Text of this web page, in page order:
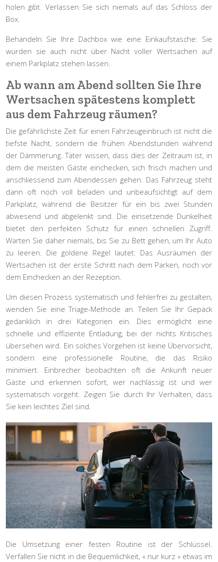
holen gibt. Verlassen Sie sich niemals auf das Schloss der
Box.
Behandeln Sie Ihre Dachbox wie eine Einkaufstasche: Sie
würden sie auch nicht über Nacht voller Wertsachen auf
einem Parkplatz stehen lassen.
Ab wann am Abend sollten Sie Ihre
Wertsachen spätestens komplett
aus dem Fahrzeug räumen?
Die gefährlichste Zeit für einen Fahrzeugeinbruch ist nicht die
tiefste Nacht, sondern diefrühen Abendstunden während
der Dämmerung . Täter wissen, dass dies der Zeitraum ist, in
dem die meisten Gäste einchecken, sich frisch machen und
anschliessend zum Abendessen gehen. Das Fahrzeug steht
dann oft noch voll beladen und unbeaufsichtigt auf dem
Parkplatz, während die Besitzer für ein bis zwei Stunden
abwesend und abgelenkt sind. Die einsetzende Dunkelheit
bietet den perfekten Schutz für einen schnellen Zugriff.
Warten Sie daher niemals, bis Sie zu Bett gehen, um Ihr Auto
zu leeren. Die goldene Regel lautet: Das Ausräumen der
Wertsachen ist der erste Schritt nach dem Parken, noch vor
dem Einchecken an der Rezeption.
Um diesen Prozess systematisch und fehlerfrei zu gestalten,
wenden Sie eine Triage-Methode an. Teilen Sie Ihr Gepäck
gedanklich in drei Kategorien ein. Dies ermöglicht eine
schnelle und effiziente Entladung, bei der nichts Kritisches
übersehen wird. Ein solches Vorgehen ist keine Übervorsicht,
sondern eine professionelle Routine, die das Risiko
minimiert. Einbrecher beobachten oft die Ankunft neuer
Gäste und erkennen sofort, wer nachlässig ist und wer
systematisch vorgeht. Zeigen Sie durch Ihr Verhalten, dass
Sie kein leichtes Ziel sind.
Die Umsetzung einer festen Routine ist der Schlüssel.
Verfallen Sie nicht in die Bequemlichkeit, « nur kurz » etwas im